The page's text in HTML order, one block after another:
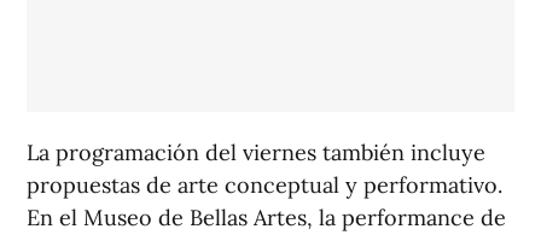
La programación del viernes también incluye
propuestas de arte conceptual y performativo.
En el Museo de Bellas Artes, la performance de